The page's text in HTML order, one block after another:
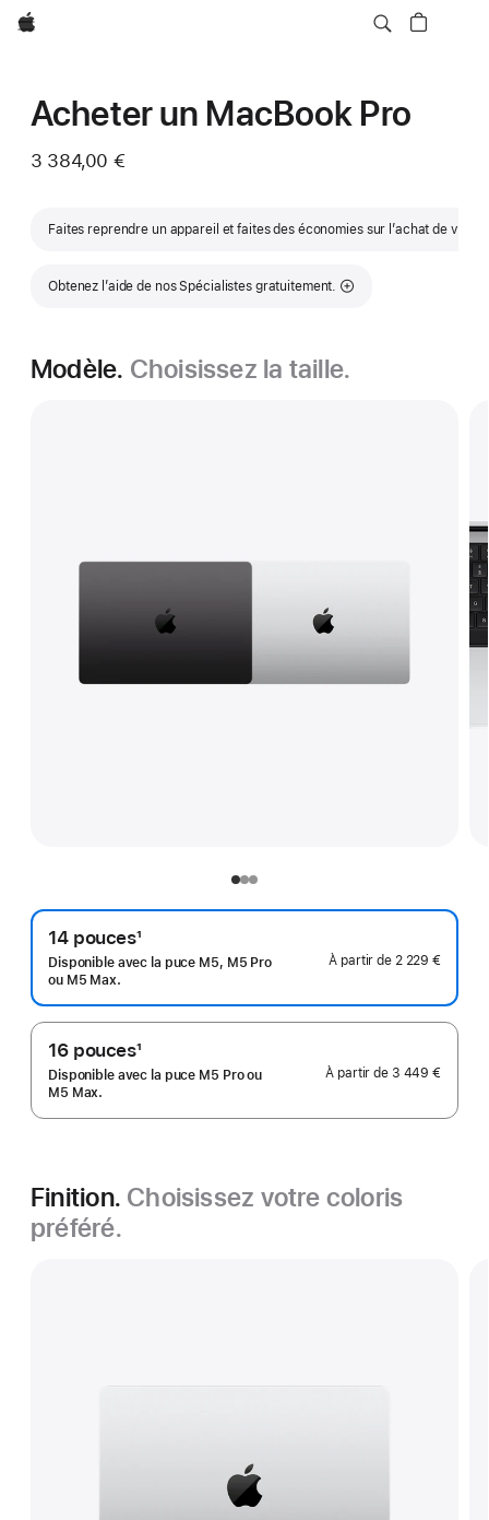
Apple
Acheter un MacBook Pro
3 384,00 €
Faites reprendre un appareil et faites des économies sur l’achat de votre
Obtenez l’aide de nos Spécialistes gratuitement.
Modèle. Choisissez la taille.
14 pouces
Note
de
bas
de
page
1
Disponible avec la puce M5, M5 Pro
ou M5 Max.
À partir de 2 229 €
16 pouces
Note
de
bas
1
Disponible avec la puce M5 Pro ou
M5 Max.
À partir de 3 449 €
Finition. Choisissez votre coloris
préféré.